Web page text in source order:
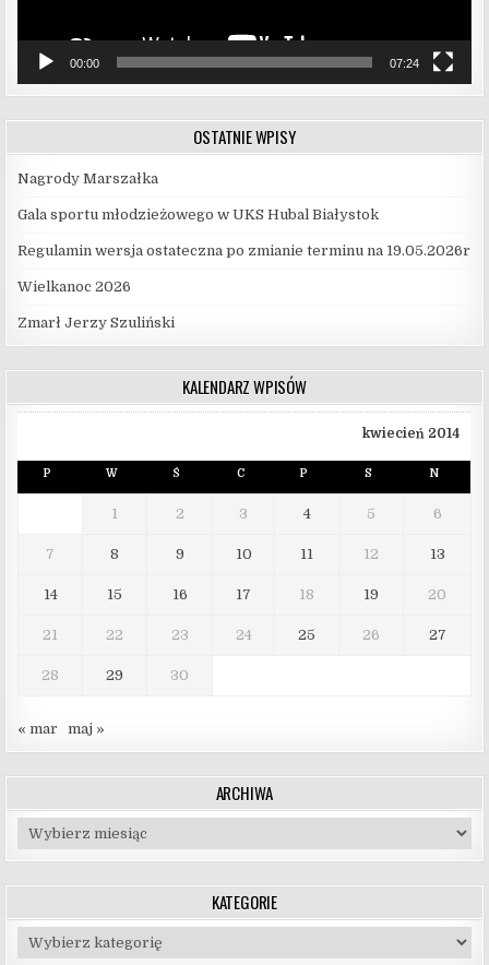
00:00 07:24
OSTATNIE WPISY
Nagrody Marszałka
Gala sportu młodzieżowego w UKS Hubal Białystok
Regulamin wersja ostateczna po zmianie terminu na 19.05.2026r
Wielkanoc 2026
Zmarł Jerzy Szuliński
KALENDARZ WPISÓW
kwiecień 2014
P W Ś C P S N
1 2 3 4 5 6
7 8 9 10 11 12 13
14 15 16 17 18 19 20
21 22 23 24 25 26 27
28 29 30
« mar maj »
ARCHIWA
Archiwa
KATEGORIE
Kategorie